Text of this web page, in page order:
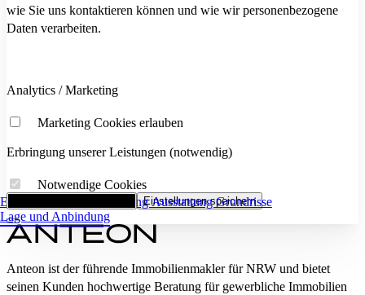
Eckdaten FlächenaufstellungAusstattungGrundrisse
Lage und Anbindung
wie Sie uns kontaktieren können und wie wir personenbezogene
Daten verarbeiten.
Analytics / Marketing
Marketing Cookies erlauben
Erbringung unserer Leistungen (notwendig)
Notwendige Cookies
Einstellungen speichern
Anteon ist der führende Immobilienmakler für NRW und bietet
seinen Kunden hochwertige Beratung für gewerbliche Immobilien